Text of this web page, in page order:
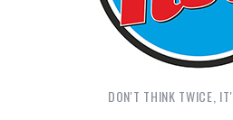
DON'T THINK TWICE,